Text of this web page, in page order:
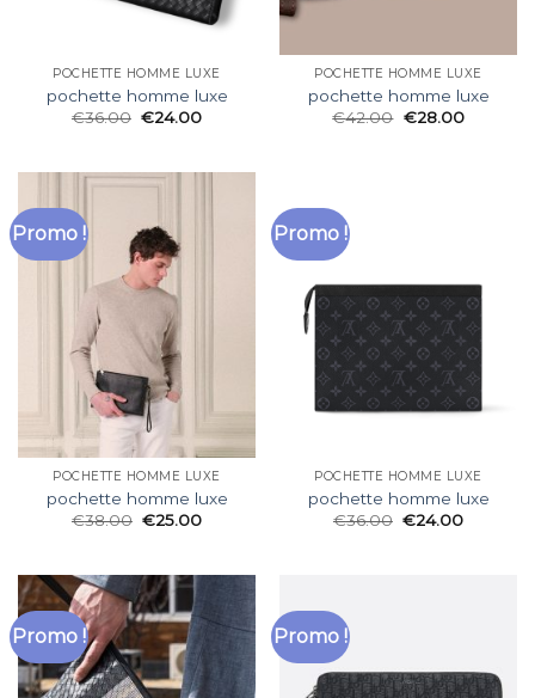
POCHETTE HOMME LUXE
pochette homme luxe
€36.00 €24.00
POCHETTE HOMME LUXE
pochette homme luxe
€42.00 €28.00
Promo !
POCHETTE HOMME LUXE
pochette homme luxe
€38.00 €25.00
Promo !
POCHETTE HOMME LUXE
pochette homme luxe
€36.00 €24.00
Promo ! Promo !